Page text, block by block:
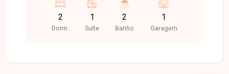
universidades, escolas, farmácias, restaurantes,
academias e diversos serviços. Uma localização
ideal para quem busca conforto, praticidade e
2
Dorm.
1
Suite
2
Banho
1
Garagem